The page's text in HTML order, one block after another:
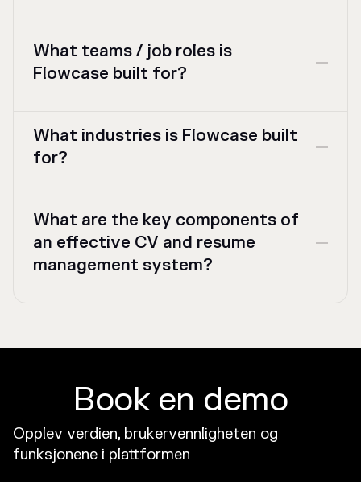
What teams / job roles is
Flowcase built for?
What industries is Flowcase built
for?
What are the key components of
an effective CV and resume
management system?
Book en demo
Opplev verdien, brukervennligheten og
funksjonene i plattformen